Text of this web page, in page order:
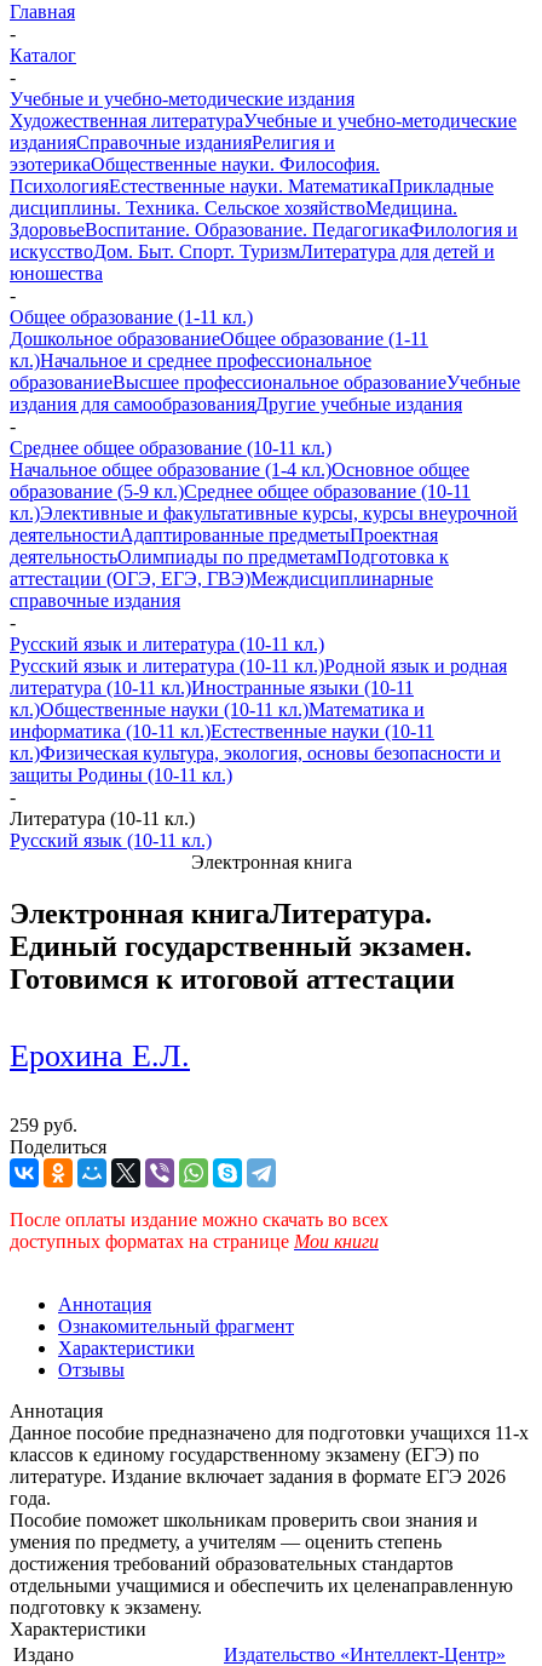
Главная
-
Каталог
-
Учебные и учебно-методические издания
Художественная литератураУчебные и учебно-методические
изданияСправочные изданияРелигия и
эзотерикаОбщественные науки. Философия.
ПсихологияЕстественные науки. МатематикаПрикладные
дисциплины. Техника. Сельское хозяйствоМедицина.
ЗдоровьеВоспитание. Образование. ПедагогикаФилология и
искусствоДом. Быт. Спорт. ТуризмЛитература для детей и
юношества
-
Общее образование (1-11 кл.)
Дошкольное образованиеОбщее образование (1-11
кл.)Начальное и среднее профессиональное
образованиеВысшее профессиональное образованиеУчебные
издания для самообразованияДругие учебные издания
-
Среднее общее образование (10-11 кл.)
Начальное общее образование (1-4 кл.)Основное общее
образование (5-9 кл.)Среднее общее образование (10-11
кл.)Элективные и факультативные курсы, курсы внеурочной
деятельностиАдаптированные предметыПроектная
деятельностьОлимпиады по предметамПодготовка к
аттестации (ОГЭ, ЕГЭ, ГВЭ)Междисциплинарные
справочные издания
-
Русский язык и литература (10-11 кл.)
Русский язык и литература (10-11 кл.)Родной язык и родная
литература (10-11 кл.)Иностранные языки (10-11
кл.)Общественные науки (10-11 кл.)Математика и
информатика (10-11 кл.)Естественные науки (10-11
кл.)Физическая культура, экология, основы безопасности и
защиты Родины (10-11 кл.)
-
Литература (10-11 кл.)
Русский язык (10-11 кл.)
Электронная книга
Электронная книгаЛитература.
Единый государственный экзамен.
Готовимся к итоговой аттестации
Ерохина Е.Л.
259 руб.
Поделиться
После оплаты издание можно скачать во всех
доступных форматах на странице Мои книги
Аннотация
Ознакомительный фрагмент
Характеристики
Отзывы
Аннотация
Данное пособие предназначено для подготовки учащихся 11-х
классов к единому государственному экзамену (ЕГЭ) по
литературе. Издание включает задания в формате ЕГЭ 2026
года.
Пособие поможет школьникам проверить свои знания и
умения по предмету, а учителям — оценить степень
достижения требований образовательных стандартов
отдельными учащимися и обеспечить их целенаправленную
подготовку к экзамену.
Характеристики
Издано
Издательство «Интеллект-Центр»